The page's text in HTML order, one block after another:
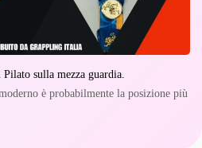
sulla mezza guardia.
è probabilmente la posizione più